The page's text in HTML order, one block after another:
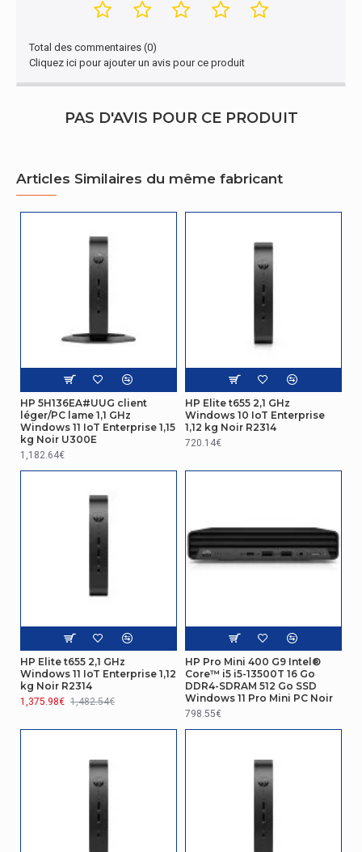
Mémoire interne maximale
caractéristiques
Code UNSPSC 43211515
Nom du produit CZ9K4ET#UUG
Largeur de l'emballage 216 mm
Profondeur de l'emballage 142 mm
Gestion d'énergie
Fréquence d'entrée de l'alimentation
d'énergie
Version du Bluetooth 5.4
Nombre de port ethernet LAN (RJ-45)
Autres caractéristiques
Ethernet/LAN Oui
Connectivité
Quantité de ports de type C USB 3.2
Version HDMI
représentation / réalisation
Total des commentaires (0)
Cliquez ici pour ajouter un avis pour ce produit
PAS D'AVIS POUR CE PRODUIT
Articles Similaires du même fabricant
HP 5H136EA#UUG client
léger/PC lame 1,1 GHz
Windows 11 IoT Enterprise 1,15
kg Noir U300E
1,182.64€
HP Elite t655 2,1 GHz
Windows 10 IoT Enterprise
1,12 kg Noir R2314
720.14€
HP Elite t655 2,1 GHz
Windows 11 IoT Enterprise 1,12
kg Noir R2314
1,375.98€ 1,482.54€
HP Pro Mini 400 G9 Intel®
Core™ i5 i5-13500T 16 Go
DDR4-SDRAM 512 Go SSD
Windows 11 Pro Mini PC Noir
798.55€